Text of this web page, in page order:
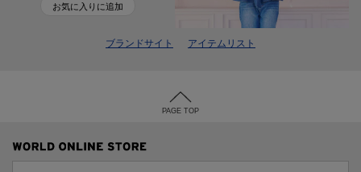
お気に入りに追加
ブランドサイト アイテムリスト
PAGE TOP